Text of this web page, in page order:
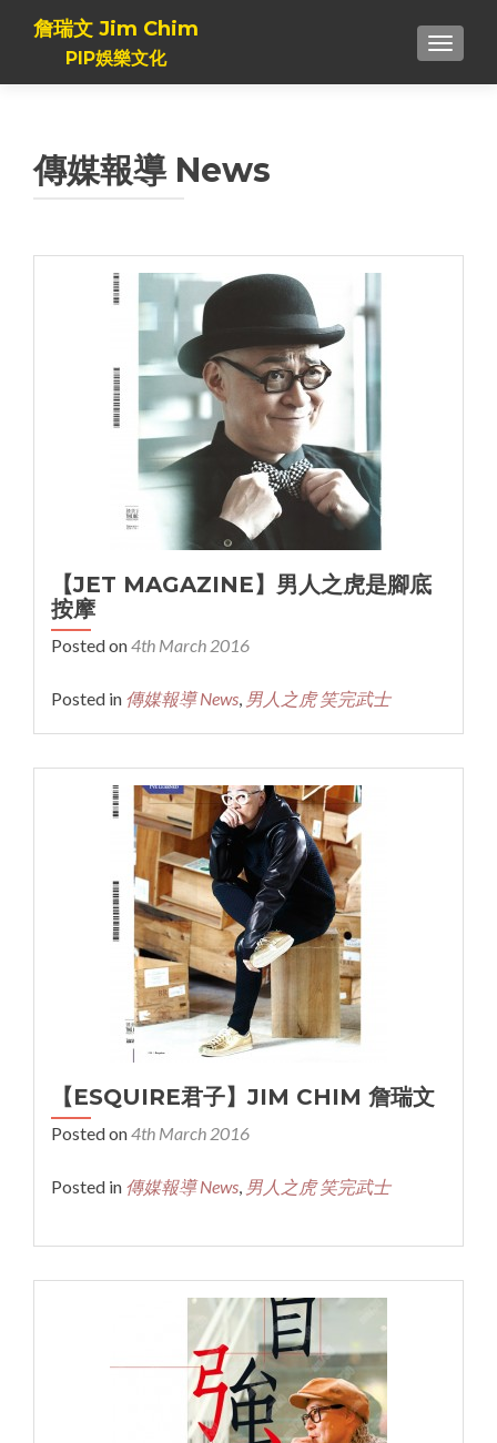
詹瑞文 Jim Chim
PIP娛樂文化
傳媒報導 News
【JET MAGAZINE】男人之虎是腳底
按摩
Posted on4th March 2016
Posted in 傳媒報導 News, 男人之虎 笑完武士
【ESQUIRE君子】JIM CHIM 詹瑞文
Posted on4th March 2016
Posted in 傳媒報導 News, 男人之虎 笑完武士